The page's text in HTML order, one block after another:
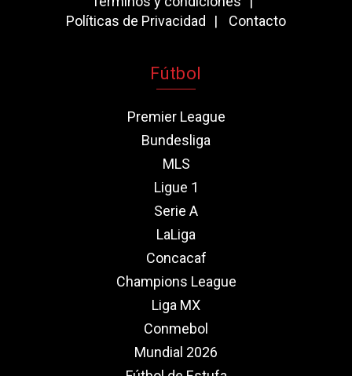
Políticas de Privacidad
Contacto
Fútbol
Premier League
Bundesliga
MLS
Ligue 1
Serie A
LaLiga
Concacaf
Champions League
Liga MX
Conmebol
Mundial 2026